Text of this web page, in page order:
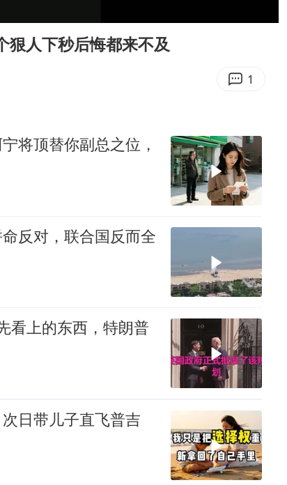
旅游体验
团队开会
赛女单四强
狠人下秒后悔都来不及
1
将顶替你副总之位，
反对，联合国反而全
看上的东西，特朗普
日带儿子直飞普吉